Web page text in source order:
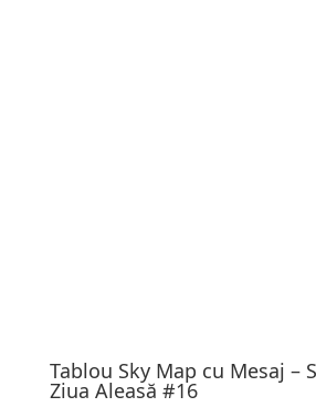
Tablou Sky Map cu Mesaj –
Ziua Aleasă #16